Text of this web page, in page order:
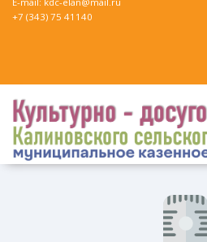
+7 (343) 75 41140